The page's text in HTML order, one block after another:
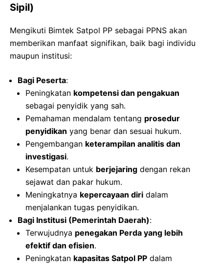
Sipil)
Mengikuti Bimtek Satpol PP sebagai PPNS akan
memberikan manfaat signifikan, baik bagi individu
maupun institusi:
Bagi Peserta:
Peningkatan kompetensi dan pengakuan
sebagai penyidik yang sah.
Pemahaman mendalam tentang prosedur
penyidikan yang benar dan sesuai hukum.
Pengembangan keterampilan analitis dan
investigasi.
Kesempatan untuk berjejaring dengan rekan
sejawat dan pakar hukum.
Meningkatnya kepercayaan diri dalam
menjalankan tugas penyidikan.
Bagi Institusi (Pemerintah Daerah):
Terwujudnya penegakan Perda yang lebih
efektif dan efisien.
Peningkatan kapasitas Satpol PP dalam